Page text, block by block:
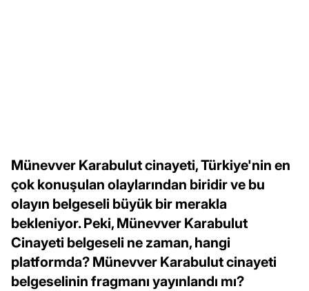
Münevver Karabulut cinayeti, Türkiye'nin en
çok konuşulan olaylarından biridir ve bu
olayın belgeseli büyük bir merakla
bekleniyor. Peki, Münevver Karabulut
Cinayeti belgeseli ne zaman, hangi
platformda? Münevver Karabulut cinayeti
belgeselinin fragmanı yayınlandı mı?